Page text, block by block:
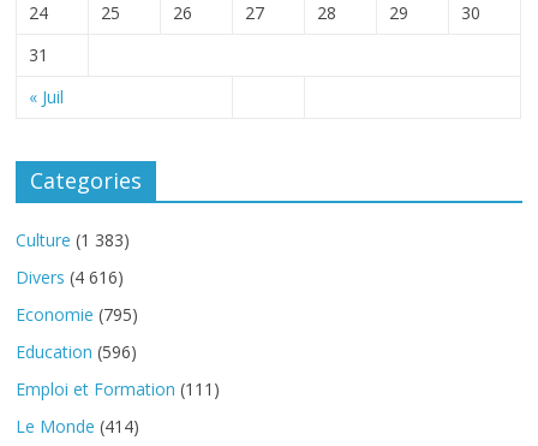
« Juil
24
25 26 27 28 29
30
31
Categories
Culture (1 383)
Divers (4 616)
Economie (795)
Education (596)
Emploi et Formation (111)
Le Monde (414)